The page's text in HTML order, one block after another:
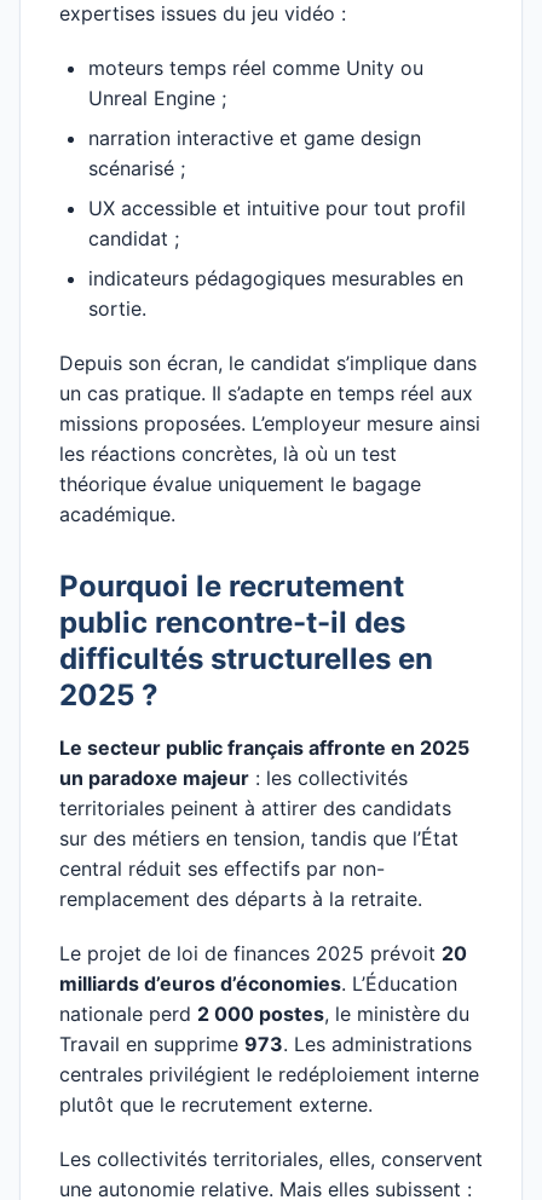
expertises issues du jeu vidéo :
moteurs temps réel comme Unity ou
Unreal Engine ;
narration interactive et game design
scénarisé ;
UX accessible et intuitive pour tout profil
candidat ;
indicateurs pédagogiques mesurables en
sortie.
Depuis son écran, le candidat s’implique dans
un cas pratique. Il s’adapte en temps réel aux
missions proposées. L’employeur mesure ainsi
les réactions concrètes, là où un test
théorique évalue uniquement le bagage
académique.
Pourquoi le recrutement
public rencontre-t-il des
difficultés structurelles en
2025 ?
Le secteur public français affronte en 2025
un paradoxe majeur : les collectivités
territoriales peinent à attirer des candidats
sur des métiers en tension, tandis que l’État
central réduit ses effectifs par non-
remplacement des départs à la retraite.
Le projet de loi de finances 2025 prévoit 20
milliards d’euros d’économies. L’Éducation
nationale perd 2 000 postes, le ministère du
Travail en supprime 973. Les administrations
centrales privilégient le redéploiement interne
plutôt que le recrutement externe.
Les collectivités territoriales, elles, conservent
une autonomie relative. Mais elles subissent :